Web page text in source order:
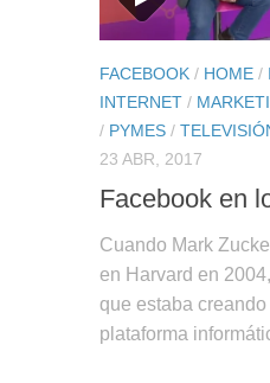
FACEBOOK / HOME /
INTERNET /
/ PYMES /
23 ABR, 2017
Facebook en
Cuando Mark
en Harvard en
que estaba
plataforma